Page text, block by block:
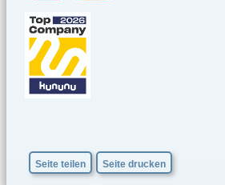
Seite teilen Seite drucken